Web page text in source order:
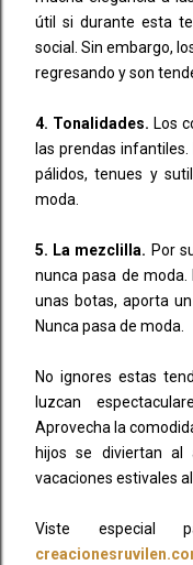
útil si durante esta
social. Sin embargo,
regresando y son
4. Tonalidades. Los
las prendas
pálidos, tenues y
moda.
5. La mezclilla. Por
nunca pasa de moda.
unas botas, aporta
Nunca pasa de moda.
No ignores estas
luzcan
Aprovecha la
hijos se diviertan
vacaciones estivales
Viste especial